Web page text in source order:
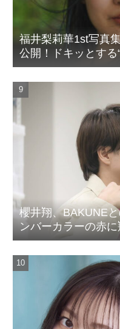
福井梨莉華1st写真
公開！ドキッとする
櫻井翔、BAKUNE
ンバーカラーの赤
ザイン